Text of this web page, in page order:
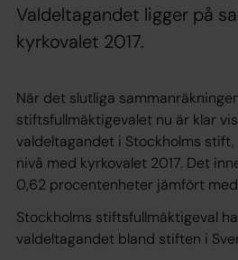
Valdeltagandet ligger på
kyrkovalet 2017.
När det slutliga
stiftsfullmäktigevalet nu är klar
valdeltagandet i Stockholms
nivå med kyrkovalet 2017. Det
0,62 procentenheter jämfört
Stockholms stiftsfullmäktigeval
valdeltagandet bland stiften i